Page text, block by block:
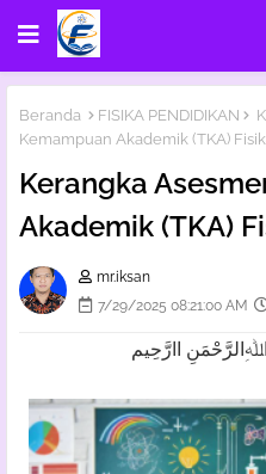
Beranda FISIKA PENDIDIKAN
Kemampuan Akademik (TKA)
Kerangka
Akademik (TKA)
mr.iksan
7/29/2025 08:21:00 AM
اﷲِالرَّحْمَنِ اارَّحِيم